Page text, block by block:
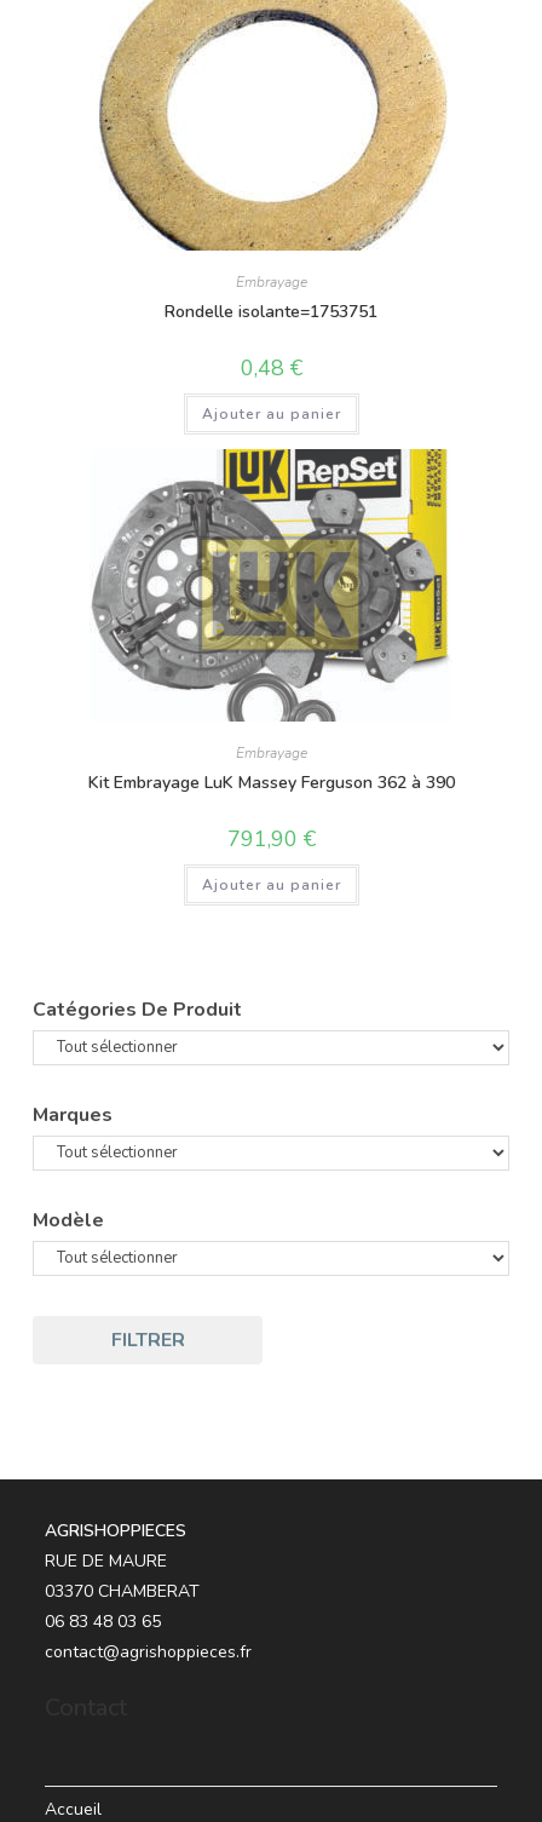
Embrayage
Rondelle isolante=1753751
0,48 €
Ajouter au panier
Embrayage
Kit Embrayage LuK Massey Ferguson 362 à 390
791,90 €
Ajouter au panier
Catégories De Produit
Marques
Modèle
FILTRER
AGRISHOPPIECES
RUE DE MAURE
03370 CHAMBERAT
06 83 48 03 65
contact@agrishoppieces.fr
Accueil